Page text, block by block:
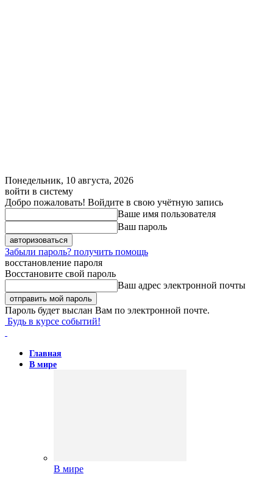
Понедельник, 10 августа, 2026
войти в систему
Добро пожаловать! Войдите в свою учётную запись
Ваше имя пользователя
Ваш пароль
Забыли пароль? получить помощь
восстановление пароля
Восстановите свой пароль
Ваш адрес электронной почты
Пароль будет выслан Вам по электронной почте.
Будь в курсе событий!
Главная
В мире
В мире